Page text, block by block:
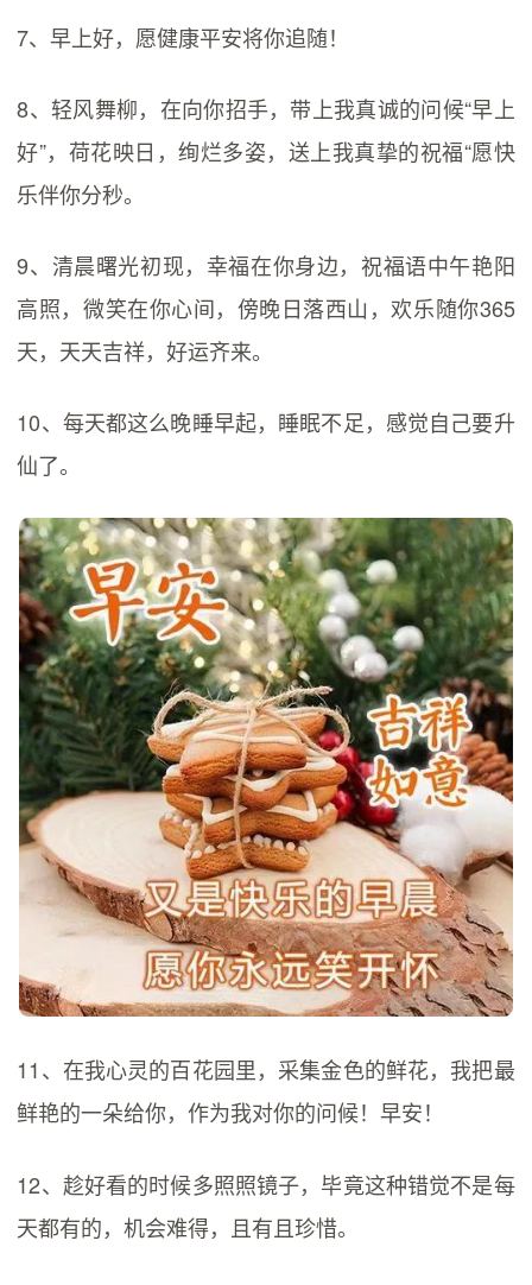
7、早上好，愿健康平安将你追随！
8、轻风舞柳，在向你招手，带上我真诚的问候“早上
好”，荷花映日，绚烂多姿，送上我真挚的祝福“愿快
乐伴你分秒。
9、清晨曙光初现，幸福在你身边，祝福语中午艳阳
高照，微笑在你心间，傍晚日落西山，欢乐随你365
天，天天吉祥，好运齐来。
10、每天都这么晚睡早起，睡眠不足，感觉自己要升
仙了。
11、在我心灵的百花园里，采集金色的鲜花，我把最
鲜艳的一朵给你，作为我对你的问候！早安！
12、趁好看的时候多照照镜子，毕竟这种错觉不是每
天都有的，机会难得，且有且珍惜。